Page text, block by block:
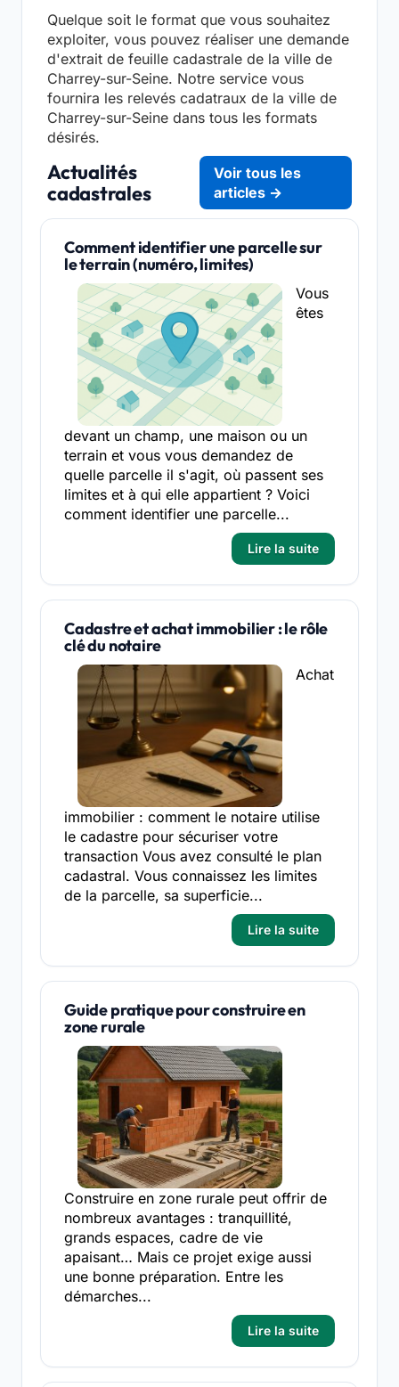
Quelque soit le format que vous souhaitez
exploiter, vous pouvez réaliser une demande
d'extrait de feuille cadastrale de la ville de
Charrey-sur-Seine. Notre service vous
fournira les relevés cadatraux de la ville de
Charrey-sur-Seine dans tous les formats
désirés.
Actualités
cadastrales
Voir tous les
articles →
Comment identifier une parcelle sur
le terrain (numéro, limites)
Vous
êtes
devant un champ, une maison ou un
terrain et vous vous demandez de
quelle parcelle il s'agit, où passent ses
limites et à qui elle appartient ? Voici
comment identifier une parcelle...
Lire la suite
Cadastre et achat immobilier : le rôle
clé du notaire
Achat
immobilier : comment le notaire utilise
le cadastre pour sécuriser votre
transaction Vous avez consulté le plan
cadastral. Vous connaissez les limites
de la parcelle, sa superficie...
Lire la suite
Guide pratique pour construire en
zone rurale
Construire en zone rurale peut offrir de
nombreux avantages : tranquillité,
grands espaces, cadre de vie
apaisant… Mais ce projet exige aussi
une bonne préparation. Entre les
démarches...
Lire la suite